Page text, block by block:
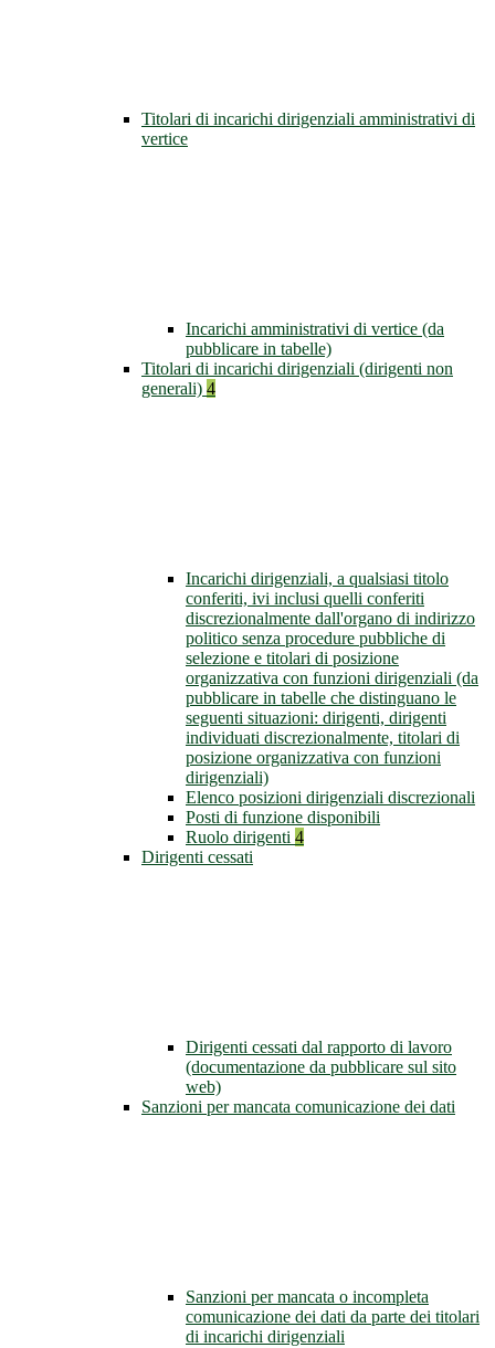
Titolari di incarichi dirigenziali amministrativi di
vertice
Incarichi amministrativi di vertice (da
pubblicare in tabelle)
Titolari di incarichi dirigenziali (dirigenti non
generali) 4
Incarichi dirigenziali, a qualsiasi titolo
conferiti, ivi inclusi quelli conferiti
discrezionalmente dall'organo di indirizzo
politico senza procedure pubbliche di
selezione e titolari di posizione
organizzativa con funzioni dirigenziali (da
pubblicare in tabelle che distinguano le
seguenti situazioni: dirigenti, dirigenti
individuati discrezionalmente, titolari di
posizione organizzativa con funzioni
dirigenziali)
Elenco posizioni dirigenziali discrezionali
Posti di funzione disponibili
Ruolo dirigenti 4
Dirigenti cessati
Dirigenti cessati dal rapporto di lavoro
(documentazione da pubblicare sul sito
web)
Sanzioni per mancata comunicazione dei dati
Sanzioni per mancata o incompleta
comunicazione dei dati da parte dei titolari
di incarichi dirigenziali